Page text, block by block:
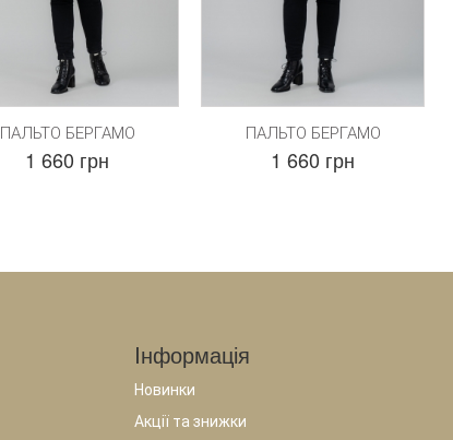
ПАЛЬТО БЕРГАМО
1 660 грн
ПАЛЬТО БЕРГАМО
1 660 грн
Iнформація
Новинки
Акції та знижки